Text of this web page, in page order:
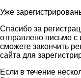
Уже
Спасибо за
отправлено письмо с
сможете закончить
сайта для
Если в течение